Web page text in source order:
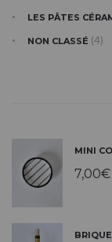
LES PÂTES
NON CLASSÉ (4)
MINI
7,00€